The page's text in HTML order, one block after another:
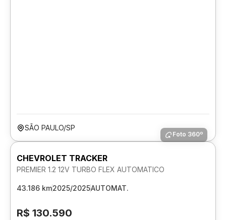
SÃO PAULO/SP
Foto 360º
CHEVROLET TRACKER
PREMIER 1.2 12V TURBO FLEX AUTOMATICO
43.186 km2025/2025AUTOMAT.
R$ 130.590